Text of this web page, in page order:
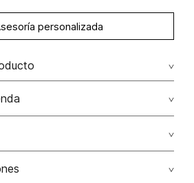
personalizada
poliéster 100% 100.00%
por separado / no utilizar
Dinners, Master Card y American